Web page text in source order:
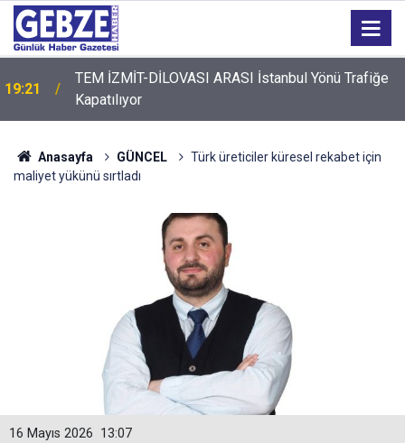
19:21
TEM İZMİT-DİLOVASI ARASI İstanbul Yönü Trafiğe
Kapatılıyor
Anasayfa GÜNCEL
Türk üreticiler küresel rekabet için
maliyet yükünü sırtladı
13:07
16 Mayıs 2026